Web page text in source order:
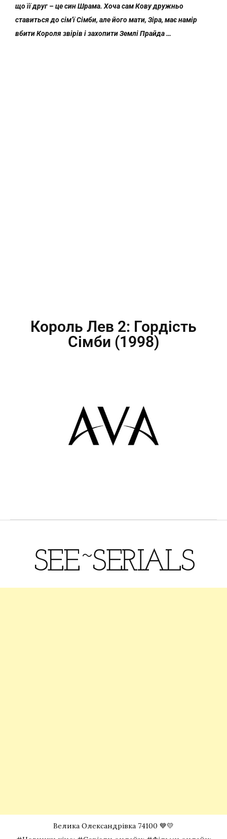
що її друг – це син Шрама. Хоча сам Кову дружньо
ставиться до сім’ї Сімби, але його мати, Зіра, має намір
вбити Короля звірів і захопити Землі Прайда …
Король Лев 2: Гордість
Сімби (1998)
SEE~SERIALS
Велика Олександрівка 74100 💙💛